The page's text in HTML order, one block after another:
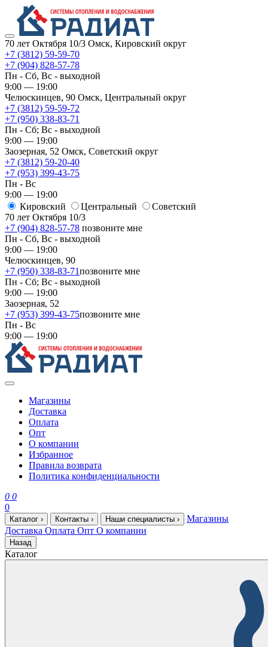
70 лет Октября 10/3 Омск, Кировский округ
+7 (3812) 59-59-70
+7 (904) 828-57-78
Пн - Сб, Вс - выходной
9:00 — 19:00
Челюскинцев, 90 Омск, ​Центральный округ
+7 (3812) 59-59-72
+7 (950) 338-83-71
Пн - Сб; Вс - выходной
9:00 — 19:00
Заозерная, 52 Омск, ​Советский округ
+7 (3812) 59-20-40
+7 (953) 399-43-75
Пн - Вс
9:00 — 19:00
Кировский
​Центральный
​Советский
70 лет Октября 10/3
+7 (904) 828-57-78 позвоните мне
Пн - Сб, Вс - выходной
9:00 — 19:00
Челюскинцев, 90
+7 (950) 338-83-71позвоните мне
Пн - Сб; Вс - выходной
9:00 — 19:00
Заозерная, 52
+7 (953) 399-43-75позвоните мне
Пн - Вс
9:00 — 19:00
Магазины
Доставка
Оплата
Опт
О компании
Избранное
Правила возврата
Политика конфиденциальности
0 0
0
Каталог › Контакты › Наши специалисты ›
Магазины
Доставка Оплата Опт О компании
Назад
Каталог